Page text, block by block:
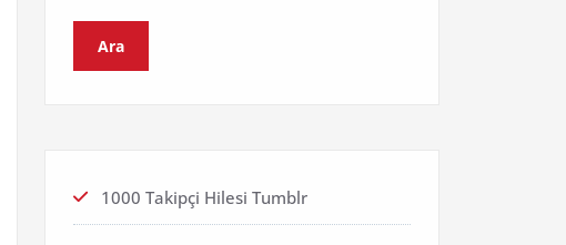
Ara
1000 Takipçi Hilesi Tumblr